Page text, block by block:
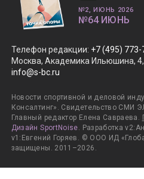
Телефон редакции: +7 (495) 773-
Москва, Академика Ильюшина, 4,
info@s-bc.ru
Новости спортивной и деловой
Консалтинг». Свидетельство СМИ
Главный редактор Елена Савраева.
Дизайн SportNoise. Разработка
v1:Евгений Горяев. © ООО ИД
защищены. 2011–2026.
№2, ИЮНЬ 2026
№64 ИЮНЬ